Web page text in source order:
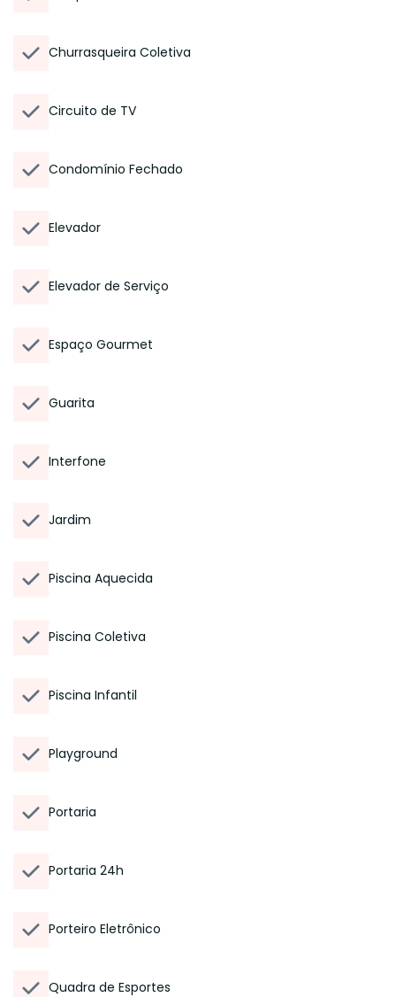
Churrasqueira Coletiva
Circuito de TV
Condomínio Fechado
Elevador
Elevador de Serviço
Espaço Gourmet
Guarita
Interfone
Jardim
Piscina Aquecida
Piscina Coletiva
Piscina Infantil
Playground
Portaria
Portaria 24h
Porteiro Eletrônico
Quadra de Esportes